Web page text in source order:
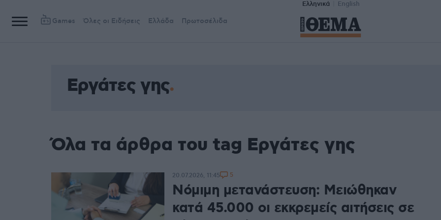
Ελληνικά English
Games Όλες οι Ειδήσεις Ελλάδα Πρωτοσέλιδα
Εργάτες γης
Όλα τα άρθρα του tag Εργάτες γης
Νόμιμη μετανάστευση: Μειώθηκαν
κατά 45.000 οι εκκρεμείς αιτήσεις σε
20.07.2026, 11:45 5